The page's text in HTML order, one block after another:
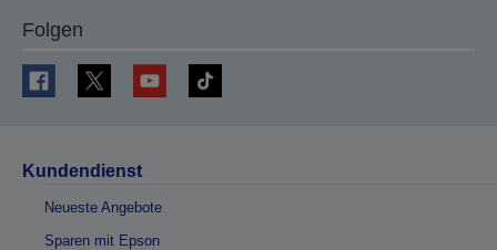
Folgen
Kundendienst
Neueste Angebote
Sparen mit Epson